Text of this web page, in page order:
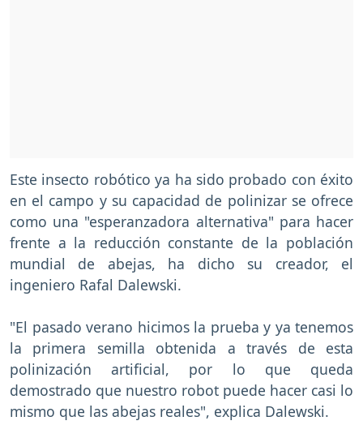
Este insecto robótico ya ha sido probado con éxito
en el campo y su capacidad de polinizar se ofrece
como una "esperanzadora alternativa" para hacer
frente a la reducción constante de la población
mundial de abejas, ha dicho su creador, el
ingeniero Rafal Dalewski.
"El pasado verano hicimos la prueba y ya tenemos
la primera semilla obtenida a través de esta
polinización artificial, por lo que queda
demostrado que nuestro robot puede hacer casi lo
mismo que las abejas reales", explica Dalewski.